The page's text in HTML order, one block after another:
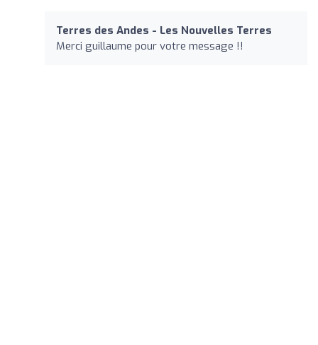
Terres des Andes - Les Nouvelles Terres
Merci guillaume pour votre message !!